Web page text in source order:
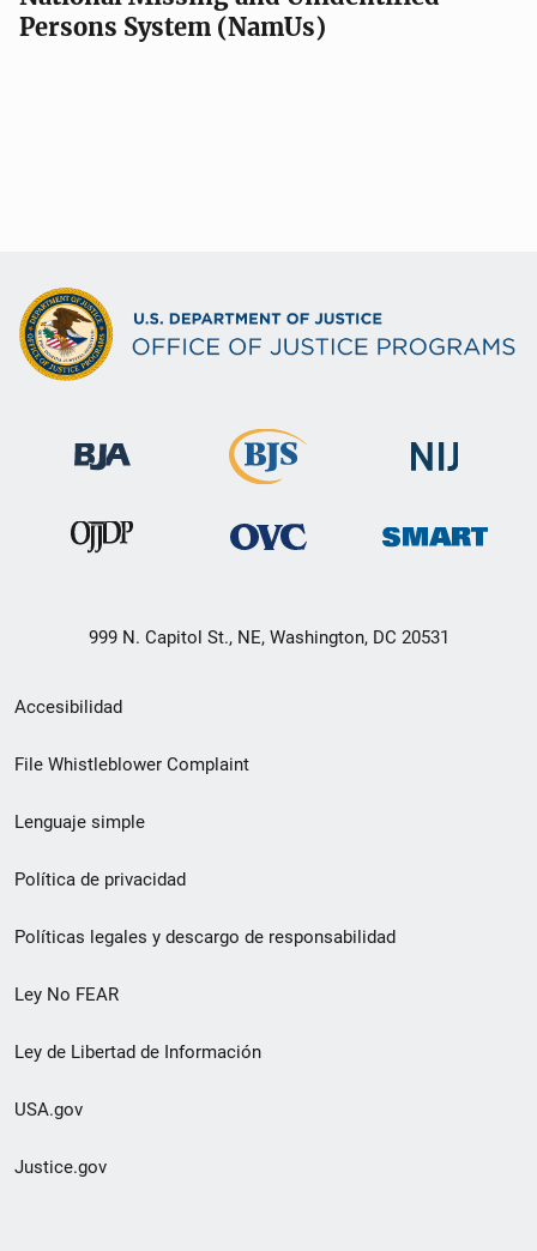
Persons System (NamUs)
999 N. Capitol St., NE, Washington, DC 20531
Menú
de
de
pie
de
página
Accesibilidad
File Whistleblower Complaint
Lenguaje simple
Política de privacidad
Políticas legales y descargo de responsabilidad
Ley No FEAR
Ley de Libertad de Información
USA.gov
Justice.gov